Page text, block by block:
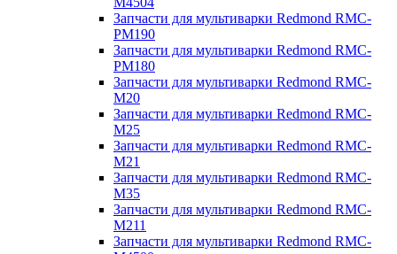
Запчасти для мультиварки Redmond RMC-
PM190
Запчасти для мультиварки Redmond RMC-
PM180
Запчасти для мультиварки Redmond RMC-
M20
Запчасти для мультиварки Redmond RMC-
M25
Запчасти для мультиварки Redmond RMC-
M21
Запчасти для мультиварки Redmond RMC-
M35
Запчасти для мультиварки Redmond RMC-
M211
Запчасти для мультиварки Redmond RMC-